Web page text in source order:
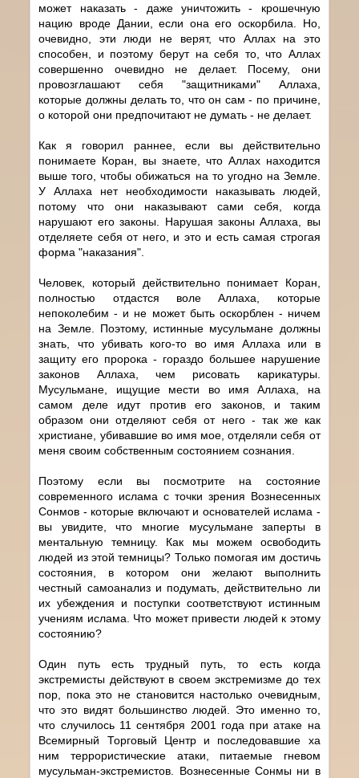
может наказать - даже уничтожить - крошечную
нацию вроде Дании, если она его оскорбила. Но,
очевидно, эти люди не верят, что Аллах на это
способен, и поэтому берут на себя то, что Аллах
совершенно очевидно не делает. Посему, они
провозглашают себя "защитниками" Аллаха,
которые должны делать то, что он сам - по причине,
о которой они предпочитают не думать - не делает.
Как я говорил раннее, если вы действительно
понимаете Коран, вы знаете, что Аллах находится
выше того, чтобы обижаться на то угодно на Земле.
У Аллаха нет необходимости наказывать людей,
потому что они наказывают сами себя, когда
нарушают его законы. Нарушая законы Аллаха, вы
отделяете себя от него, и это и есть самая строгая
форма "наказания".
Человек, который действительно понимает Коран,
полностью отдастся воле Аллаха, которые
непоколебим - и не может быть оскорблен - ничем
на Земле. Поэтому, истинные мусульмане должны
знать, что убивать кого-то во имя Аллаха или в
защиту его пророка - гораздо большее нарушение
законов Аллаха, чем рисовать карикатуры.
Мусульмане, ищущие мести во имя Аллаха, на
самом деле идут против его законов, и таким
образом они отделяют себя от него - так же как
христиане, убивавшие во имя мое, отделяли себя от
меня своим собственным состоянием сознания.
Поэтому если вы посмотрите на состояние
современного ислама с точки зрения Вознесенных
Сонмов - которые включают и основателей ислама -
вы увидите, что многие мусульмане заперты в
ментальную темницу. Как мы можем освободить
людей из этой темницы? Только помогая им достичь
состояния, в котором они желают выполнить
честный самоанализ и подумать, действительно ли
их убеждения и поступки соответствуют истинным
учениям ислама. Что может привести людей к этому
состоянию?
Один путь есть трудный путь, то есть когда
экстремисты действуют в своем экстремизме до тех
пор, пока это не становится настолько очевидным,
что это видят большинство людей. Это именно то,
что случилось 11 сентября 2001 года при атаке на
Всемирный Торговый Центр и последовавшие ха
ним террористические атаки, питаемые гневом
мусульман-экстремистов. Вознесенные Сонмы ни в